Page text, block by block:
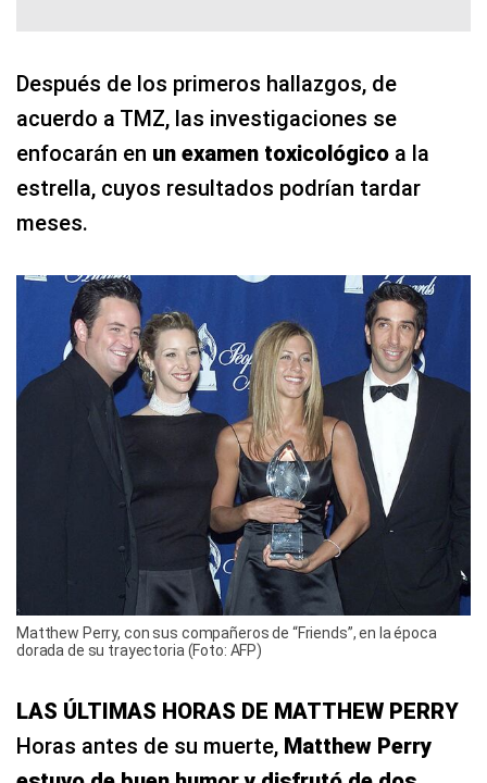
Después de los primeros hallazgos, de
acuerdo a TMZ, las investigaciones se
enfocarán en un examen toxicológico a la
estrella, cuyos resultados podrían tardar
meses.
Matthew Perry, con sus compañeros de “Friends”, en la época
dorada de su trayectoria (Foto: AFP)
LAS ÚLTIMAS HORAS DE MATTHEW PERRY
Horas antes de su muerte, Matthew Perry